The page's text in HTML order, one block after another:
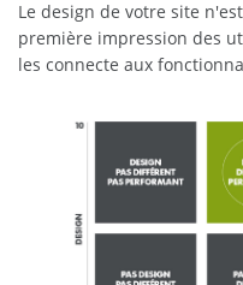
Le design de votre site
première impression des
les connecte aux